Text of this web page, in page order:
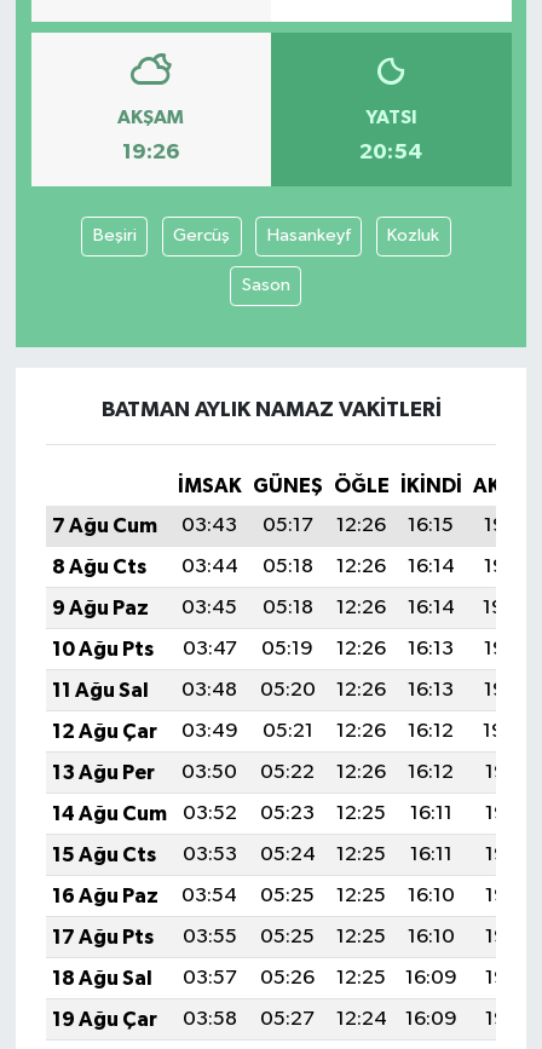
AKŞAM
19:26
YATSI
20:54
Beşiri Gercüş Hasankeyf Kozluk
Sason
BATMAN AYLIK NAMAZ VAKITLERI
İMSAK GÜNEŞ ÖĞLE İKINDI
7 Ağu Cum
03:43 05:17 12:26 16:15
19:26
8 Ağu Cts
03:44 05:18 12:26 16:14
19:25
9 Ağu Paz
03:45 05:18 12:26 16:14
19:24
10 Ağu Pts
03:47 05:19 12:26 16:13
19:23
11 Ağu Sal
03:48 05:20 12:26 16:13
19:22
12 Ağu Çar
03:49 05:21 12:26 16:12
19:20
13 Ağu Per
03:50 05:22 12:26 16:12
19:19
14 Ağu Cum
03:52 05:23 12:25 16:11
19:18
15 Ağu Cts
03:53 05:24 12:25 16:11
19:17
16 Ağu Paz
03:54 05:25 12:25 16:10
19:15
17 Ağu Pts
03:55 05:25 12:25 16:10
19:14
18 Ağu Sal
03:57 05:26 12:25 16:09
19:13
19 Ağu Çar
03:58 05:27 12:24 16:09
19:12